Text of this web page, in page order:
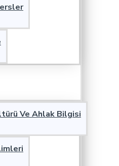
Ve Ahlak Bilgisi